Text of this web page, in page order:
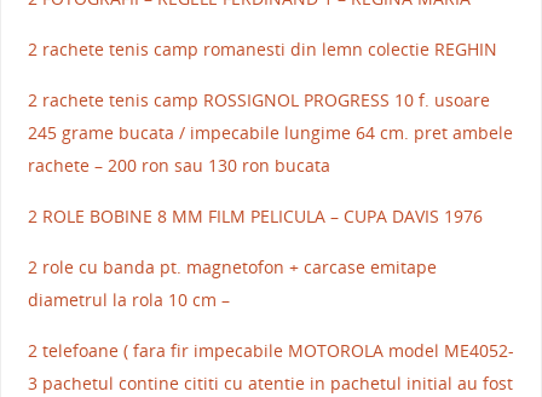
2 rachete tenis camp romanesti din lemn colectie REGHIN
2 rachete tenis camp ROSSIGNOL PROGRESS 10 f. usoare
245 grame bucata / impecabile lungime 64 cm. pret ambele
rachete – 200 ron sau 130 ron bucata
2 ROLE BOBINE 8 MM FILM PELICULA – CUPA DAVIS 1976
2 role cu banda pt. magnetofon + carcase emitape
diametrul la rola 10 cm –
2 telefoane ( fara fir impecabile MOTOROLA model ME4052-
3 pachetul contine cititi cu atentie in pachetul initial au fost